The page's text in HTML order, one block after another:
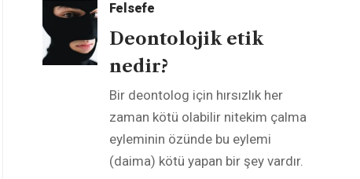
Felsefe
Deontolojik etik
nedir?
Bir deontolog için hırsızlık her
zaman kötü olabilir nitekim çalma
eyleminin özünde bu eylemi
(daima) kötü yapan bir şey vardır.